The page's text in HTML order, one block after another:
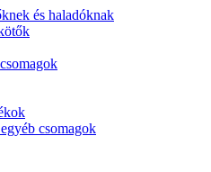
és haladóknak
csomagok